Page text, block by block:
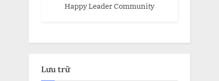
Happy Leader Community
Lưu trữ